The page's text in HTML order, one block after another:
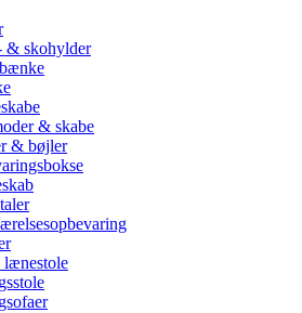
& skohylder
& skabe
& bøjler
lænestole